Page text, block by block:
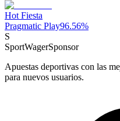
Hot Fiesta
Pragmatic Play96.56%
S
SportWagerSponsor
Apuestas deportivas con las
para nuevos usuarios.